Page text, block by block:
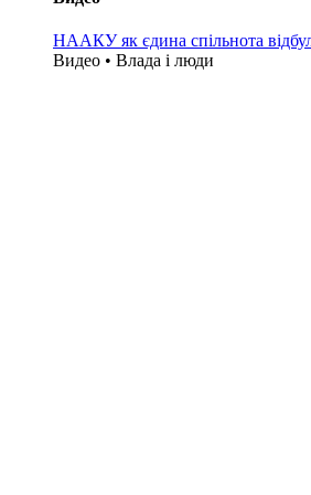
НААКУ як єдина спільнота
Видео • Влада i люди